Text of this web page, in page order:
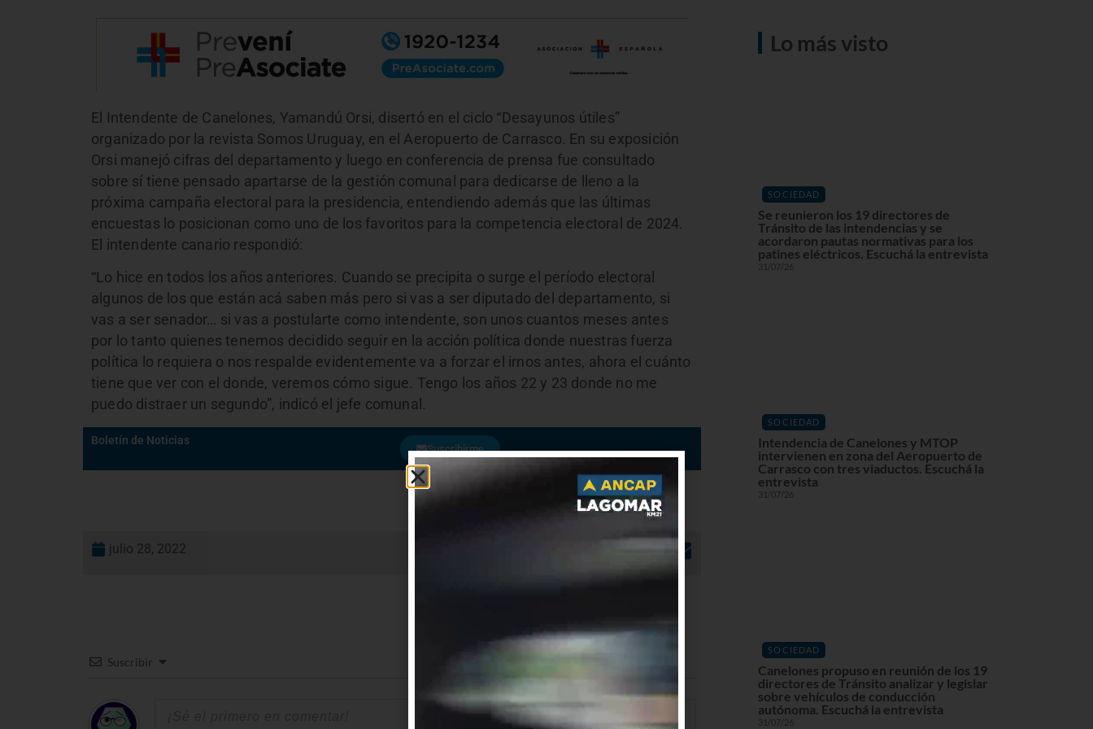
El Intendente de Canelones, Yamandú Orsi, disertó en el ciclo “Desayunos útiles”
organizado por la revista Somos Uruguay, en el Aeropuerto de Carrasco. En su exposición
Orsi manejó cifras del departamento y luego en conferencia de prensa fue consultado
sobre sí tiene pensado apartarse de la gestión comunal para dedicarse de lleno a la
próxima campaña electoral para la presidencia, entendiendo además que las últimas
encuestas lo posicionan como uno de los favoritos para la competencia electoral de 2024.
El intendente canario respondió:
“Lo hice en todos los años anteriores. Cuando se precipita o surge el período electoral
algunos de los que están acá saben más pero si vas a ser diputado del departamento, si
vas a ser senador… si vas a postularte como intendente, son unos cuantos meses antes
por lo tanto quienes tenemos decidido seguir en la acción política donde nuestras fuerza
política lo requiera o nos respalde evidentemente va a forzar el irnos antes, ahora el cuánto
tiene que ver con el donde, veremos cómo sigue. Tengo los años 22 y 23 donde no me
puedo distraer un segundo”, indicó el jefe comunal.
Boletín de Noticias
Suscribirme
julio 28, 2022
Suscribir
Lo más visto
SOCIEDAD
Se reunieron los 19 directores de
Tránsito de las intendencias y se
acordaron pautas normativas para los
patines eléctricos. Escuchá la entrevista
31/07/26
SOCIEDAD
Intendencia de Canelones y MTOP
intervienen en zona del Aeropuerto de
Carrasco con tres viaductos. Escuchá la
entrevista
31/07/26
SOCIEDAD
Canelones propuso en reunión de los 19
directores de Tránsito analizar y legislar
sobre vehículos de conducción
autónoma. Escuchá la entrevista
31/07/26